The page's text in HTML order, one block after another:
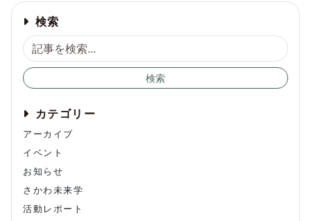
検索
検索
カテゴリー
アーカイブ
イベント
お知らせ
さかわ未来学
活動レポート